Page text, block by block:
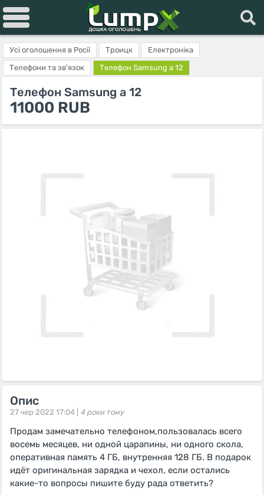
Усі оголошення в Росії Троицк
Електроніка
Телефони та зв'язок
Телефон Samsung а 12
Телефон Samsung а 12
11000 RUB
Опис
27 чер 2022 17:04 | 4 роки тому
Продам замечательно телефоном,пользовалась всего
восемь месяцев, ни одной царапины, ни одного скола,
оперативная память 4 ГБ, внутренняя 128 ГБ. В подарок
идёт оригинальная зарядка и чехол, если остались
какие-то вопросы пишите буду рада ответить?